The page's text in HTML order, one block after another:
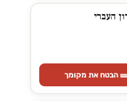
העברי
🎫 הבטח את מקומך